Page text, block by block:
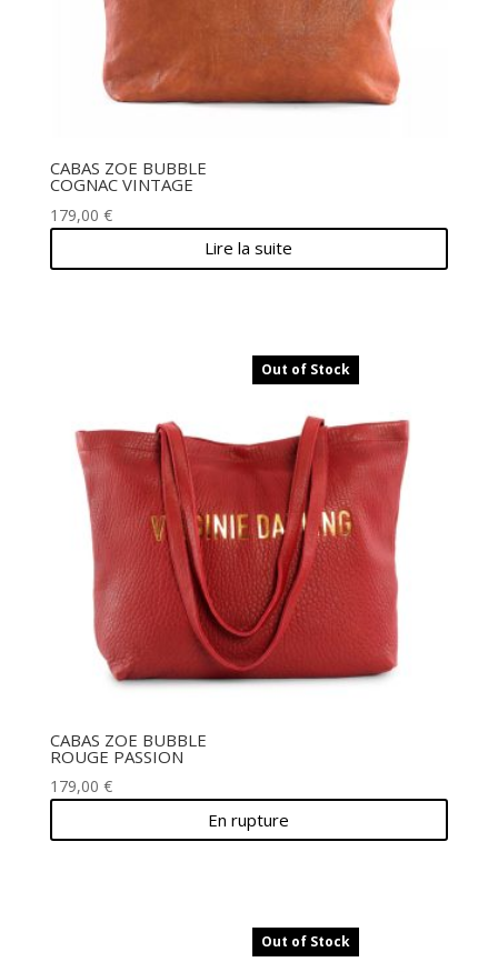
CABAS ZOE BUBBLE
COGNAC VINTAGE
179,00 €
Lire la suite
Out of Stock
CABAS ZOE BUBBLE
ROUGE PASSION
179,00 €
En rupture
Out of Stock